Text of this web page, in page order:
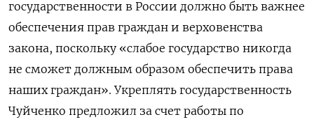
государственности в России должно быть важнее
обеспечения прав граждан и верховенства
закона, поскольку «слабое государство никогда
не сможет должным образом обеспечить права
наших граждан». Укреплять государственность
Чуйченко предложил за счет работы по